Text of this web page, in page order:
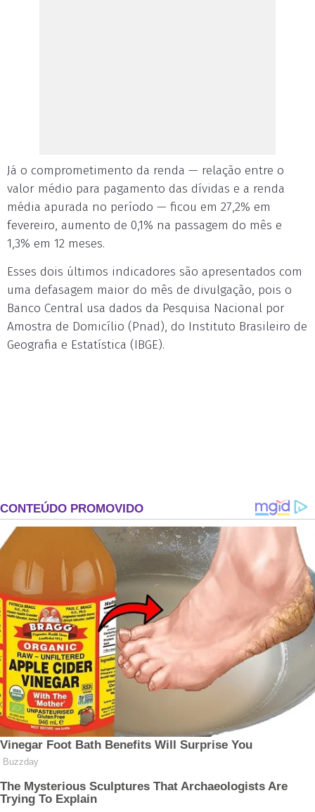
Já o comprometimento da renda — relação entre o
valor médio para pagamento das dívidas e a renda
média apurada no período — ficou em 27,2% em
fevereiro, aumento de 0,1% na passagem do mês e
1,3% em 12 meses.
Esses dois últimos indicadores são apresentados com
uma defasagem maior do mês de divulgação, pois o
Banco Central usa dados da Pesquisa Nacional por
Amostra de Domicílio (Pnad), do Instituto Brasileiro de
Geografia e Estatística (IBGE).